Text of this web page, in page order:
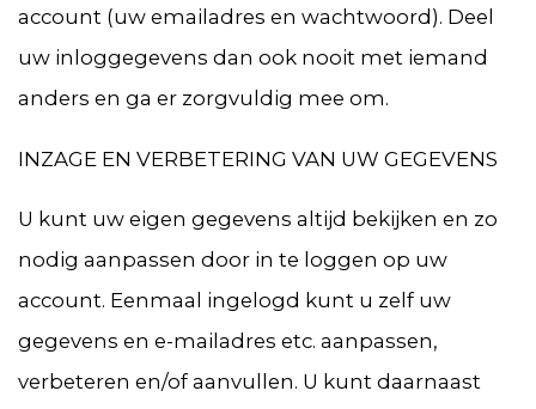
account (uw emailadres en wachtwoord). Deel
uw inloggegevens dan ook nooit met iemand
anders en ga er zorgvuldig mee om.
INZAGE EN VERBETERING VAN UW GEGEVENS
U kunt uw eigen gegevens altijd bekijken en zo
nodig aanpassen door in te loggen op uw
account. Eenmaal ingelogd kunt u zelf uw
gegevens en e-mailadres etc. aanpassen,
verbeteren en/of aanvullen. U kunt daarnaast